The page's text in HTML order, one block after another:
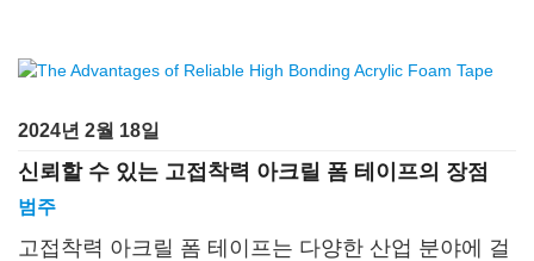
2024년 2월 18일
신뢰할 수 있는 고접착력 아크릴 폼 테이프의 장점
범주
고접착력 아크릴 폼 테이프는 다양한 산업 분야에 걸